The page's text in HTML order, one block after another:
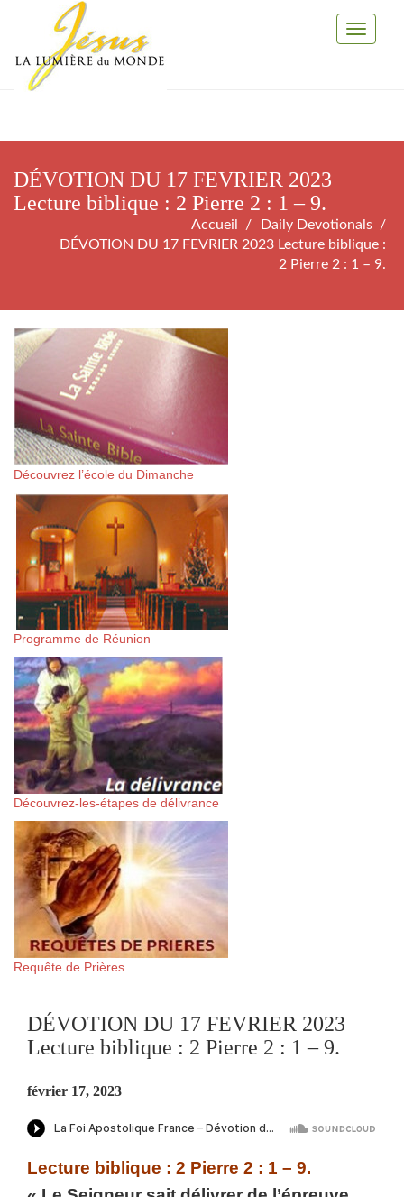
Toggle
DÉVOTION DU 17 FEVRIER 2023
Lecture biblique : 2 Pierre 2 : 1 – 9.
Accueil
Daily Devotionals
DÉVOTION DU 17 FEVRIER 2023 Lecture biblique :
2 Pierre 2 : 1 – 9.
Découvrez l’école du Dimanche
Programme de Réunion
Découvrez-les-étapes de délivrance
Requête de Prières
DÉVOTION DU 17 FEVRIER 2023
Lecture biblique : 2 Pierre 2 : 1 – 9.
février 17, 2023
Lecture biblique : 2 Pierre 2 : 1 – 9.